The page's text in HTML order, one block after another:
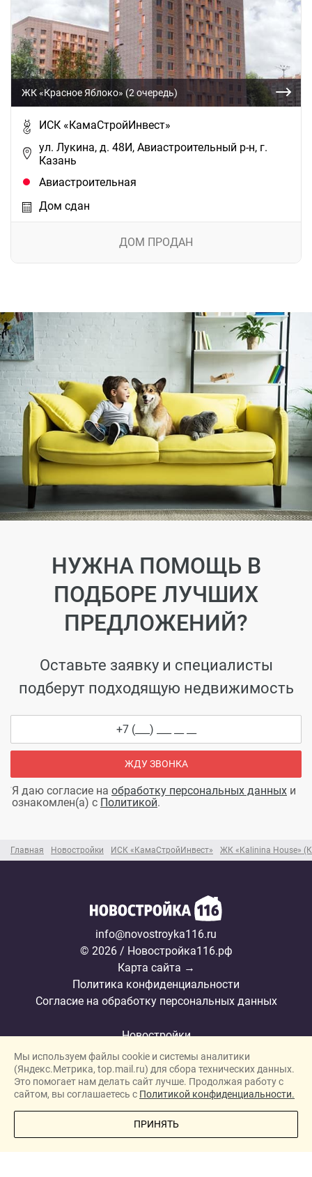
Главная Новостройки ИСК «КамаСтройИнвест» ЖК «Kalinina House»
ЖК «Красное Яблоко» (2 очередь)
ИСК «КамаСтройИнвест»
ул. Лукина, д. 48И, Авиастроительный р-н, г.
Казань
Авиастроительная
Дом сдан
ДОМ ПРОДАН
НУЖНА ПОМОЩЬ В
ПОДБОРЕ ЛУЧШИХ
ПРЕДЛОЖЕНИЙ?
Оставьте заявку и специалисты
подберут подходящую недвижимость
ЖДУ ЗВОНКА
Я даю согласие на обработку персональных данных и
ознакомлен(а) с Политикой.
info@novostroyka116.ru
© 2026 / Новостройка116.рф
Карта сайта →
Политика конфиденциальности
Согласие на обработку персональных данных
Новостройки
Застройщики
Ипотека
Новости
Полезная информация
ПОЗВОНИТЕ МНЕ
Мы используем файлы cookie и системы аналитики
(Яндекс.Метрика, top.mail.ru) для сбора технических данных.
Это помогает нам делать сайт лучше. Продолжая работу с
сайтом, вы соглашаетесь с Политикой конфиденциальности.
ПРИНЯТЬ